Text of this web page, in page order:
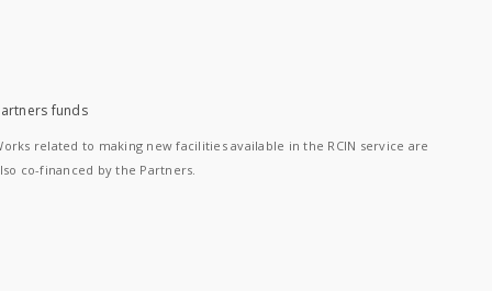
funds
related to making new facilities available in the RCIN service are
co-financed by the Partners.